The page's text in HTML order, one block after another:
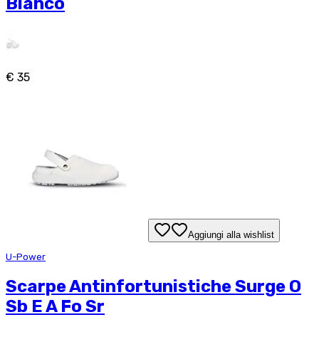
€ 35
Aggiungi alla wishlist
U-Power
Scarpe Antinfortunistiche Surge O
Sb E A Fo Sr